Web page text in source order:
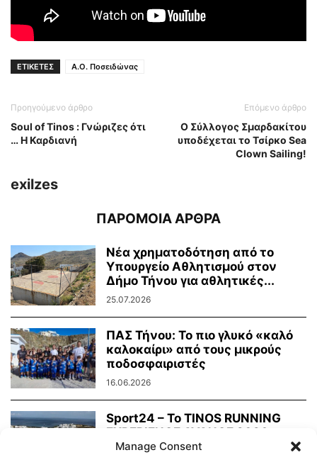
ΕΤΙΚΕΤΕΣ Α.Ο. Ποσειδώνας
Προηγούμενο άρθρο
Soul of Tinos : Γνώριζες ότι
… Η Καρδιανή
Επόμενο άρθρο
Ο Σύλλογος Σμαρδακίτου
υποδέχεται το Τσίρκο Sea
Clown Sailing!
exilzes
ΠΑΡΟΜΟΙΑ ΑΡΘΡΑ
Νέα χρηματοδότηση από το
Υπουργείο Αθλητισμού στον
Δήμο Τήνου για αθλητικές...
25.07.2026
ΠΑΣ Τήνου: Το πιο γλυκό «καλό
καλοκαίρι» από τους μικρούς
ποδοσφαιριστές
16.06.2026
Sport24 – To TINOS RUNNING
EXPERIENCE AVANCE 2026
απέδειξε ότι η...
Manage Consent